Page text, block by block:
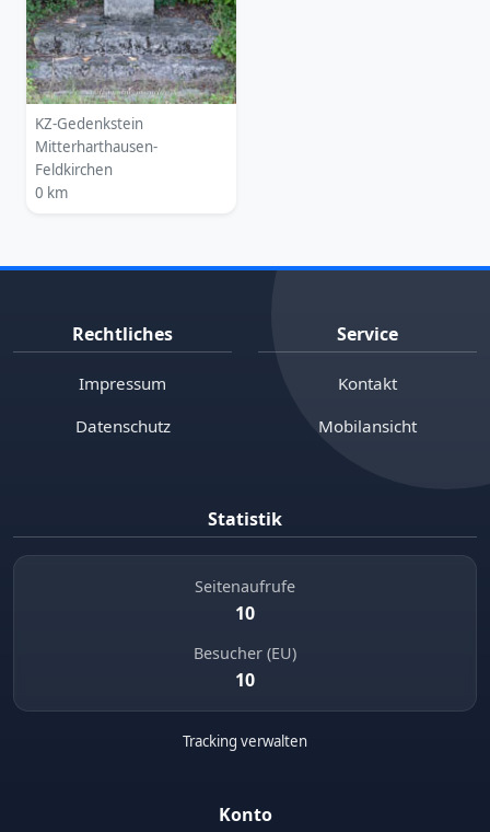
KZ-Gedenkstein
Mitterharthausen-
Feldkirchen
0 km
Rechtliches
Impressum
Datenschutz
Service
Kontakt
Mobilansicht
Statistik
Seitenaufrufe
10
Besucher (EU)
10
Tracking verwalten
Konto